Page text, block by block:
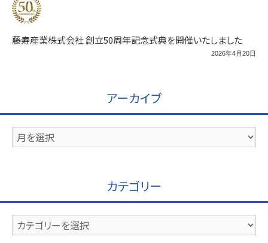
藤寿産業株式会社 創立50周年記念式典を開催いたしました
2026年4月20日
アーカイブ
ア
ー
カテゴリー
カ
テ